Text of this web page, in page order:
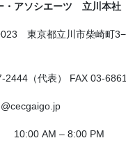
・アソシエーツ 立川本社
東京都立川市柴崎町
2444（代表） FAX 03-
10:00 AM – 8:00 PM